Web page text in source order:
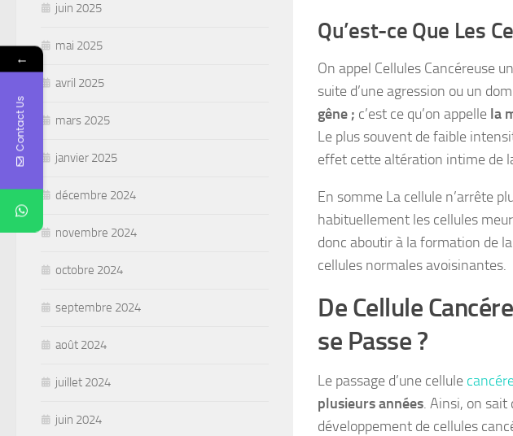
Qu’est-ce Que Les
On appel Cellules Cancéreuse
suite d’une agression ou un
gêne ; c’est ce qu’on appelle la
Le plus souvent de faible
effet cette altération intime de
En somme La cellule n’arrête
habituellement les cellules
donc aboutir à la formation de
cellules normales avoisinantes.
De Cellule
se Passe ?
Le passage d’une cellule
plusieurs années. Ainsi, on sait
développement de cellules
juin 2025
mai 2025
avril 2025
mars 2025
janvier 2025
décembre 2024
novembre 2024
octobre 2024
septembre 2024
août 2024
juillet 2024
juin 2024
←
Contact Us